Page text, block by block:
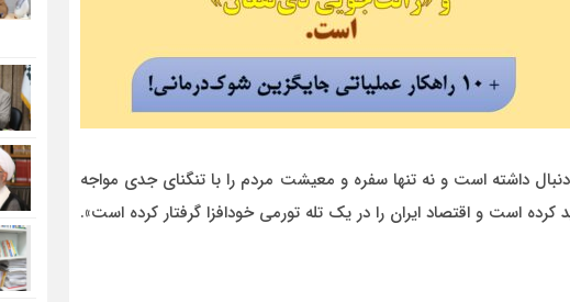
داشته است و نه تنها سفره و معیشت مردم را با تنگنای جدی مواجه
است و اقتصاد ایران را در یک تله تورمی خودافزا گرفتار کرده است».